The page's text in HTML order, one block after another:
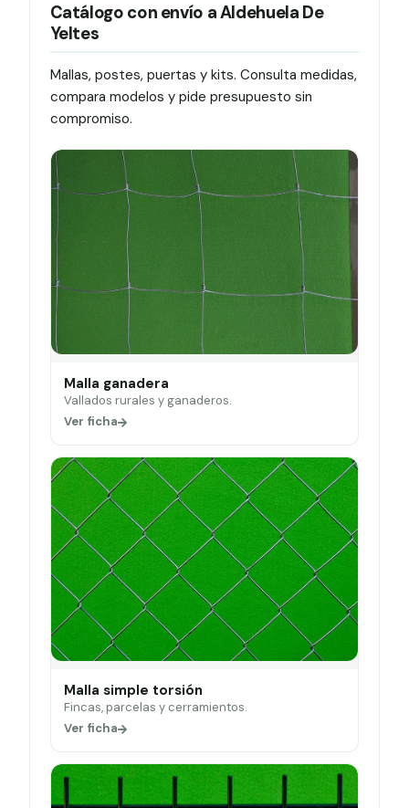
Catálogo con envío a Aldehuela De
Yeltes
Mallas, postes, puertas y kits. Consulta medidas,
compara modelos y pide presupuesto sin
compromiso.
Malla ganadera
Vallados rurales y ganaderos.
Ver ficha
Malla simple torsión
Fincas, parcelas y cerramientos.
Ver ficha